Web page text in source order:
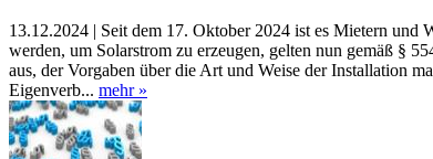
13.12.2024 | Seit dem 17. Oktober 2024 ist es Mietern und
werden, um Solarstrom zu erzeugen, gelten nun gemäß §
aus, der Vorgaben über die Art und Weise der Installation
Eigenverb... mehr »